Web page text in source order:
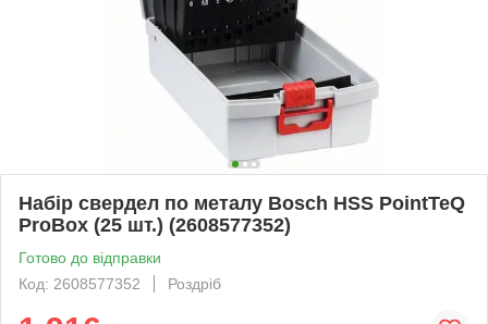
Набір свердел по металу Bosch HSS PointTeQ
ProBox (25 шт.) (2608577352)
Готово до відправки
Код: 2608577352
Роздріб